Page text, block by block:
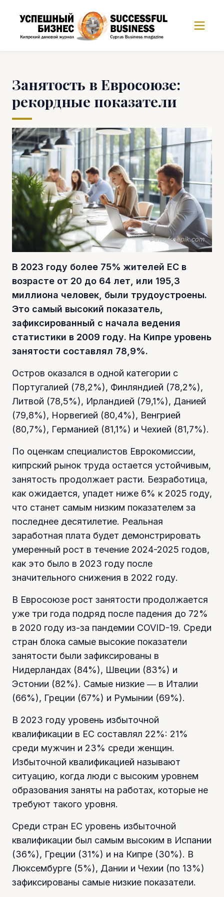
Занятость в Евросоюзе:
рекордные показатели
Фото freepik.com
В 2023 году более 75% жителей ЕС в
возрасте от 20 до 64 лет, или 195,3
миллиона человек, были трудоустроены.
Это самый высокий показатель,
зафиксированный с начала ведения
статистики в 2009 году. На Кипре уровень
занятости составлял 78,9%.
Остров оказался в одной категории с
Португалией (78,2%), Финляндией (78,2%),
Литвой (78,5%), Ирландией (79,1%), Данией
(79,8%), Норвегией (80,4%), Венгрией
(80,7%), Германией (81,1%) и Чехией (81,7%).
По оценкам специалистов Еврокомиссии,
кипрский рынок труда остается устойчивым,
занятость продолжает расти. Безработица,
как ожидается, упадет ниже 6% к 2025 году,
что станет самым низким показателем за
последнее десятилетие. Реальная
заработная плата будет демонстрировать
умеренный рост в течение 2024-2025 годов,
как это было в 2023 году после
значительного снижения в 2022 году.
В Евросоюзе рост занятости продолжается
уже три года подряд после падения до 72%
в 2020 году из-за пандемии COVID-19. Среди
стран блока самые высокие показатели
занятости были зафиксированы в
Нидерландах (84%), Швеции (83%) и
Эстонии (82%). Самые низкие ― в Италии
(66%), Греции (67%) и Румынии (69%).
В 2023 году уровень избыточной
квалификации в ЕС составлял 22%: 21%
среди мужчин и 23% среди женщин.
Избыточной квалификацией называют
ситуацию, когда люди с высоким уровнем
образования заняты на работах, которые не
требуют такого уровня.
Среди стран ЕС уровень избыточной
квалификации был самым высоким в Испании
(36%), Греции (31%) и на Кипре (30%). В
Люксембурге (5%), Дании и Чехии (по 13%)
зафиксированы самые низкие показатели.